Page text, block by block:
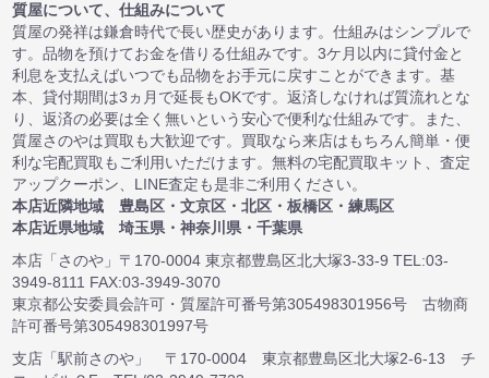
質屋について、仕組みについて
質屋の発祥は鎌倉時代で長い歴史があります。仕組みはシンプルで
す。品物を預けてお金を借りる仕組みです。3ケ月以内に貸付金と
利息を支払えばいつでも品物をお手元に戻すことができます。基
本、貸付期間は3ヵ月で延長もOKです。返済しなければ質流れとな
り、返済の必要は全く無いという安心で便利な仕組みです。また、
質屋さのやは買取も大歓迎です。買取なら来店はもちろん簡単・便
利な宅配買取もご利用いただけます。無料の宅配買取キット、査定
アップクーポン、LINE査定も是非ご利用ください。
本店近隣地域 豊島区・文京区・北区・板橋区・練馬区
本店近県地域 埼玉県・神奈川県・千葉県
本店「さのや」〒170-0004 東京都豊島区北大塚3-33-9 TEL:03-
3949-8111 FAX:03-3949-3070
東京都公安委員会許可・質屋許可番号第305498301956号 古物商
許可番号第305498301997号
支店「駅前さのや」 〒170-0004 東京都豊島区北大塚2-6-13 チ